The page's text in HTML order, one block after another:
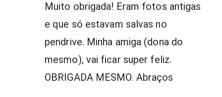
Muito obrigada! Eram fotos antigas
e que só estavam salvas no
pendrive. Minha amiga (dona do
mesmo), vai ficar super feliz.
OBRIGADA MESMO. Abraços